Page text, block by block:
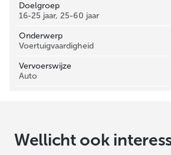
Doelgroep
16-25 jaar, 25-60 jaar
Onderwerp
Voertuigvaardigheid
Vervoerswijze
Auto
Wellicht ook